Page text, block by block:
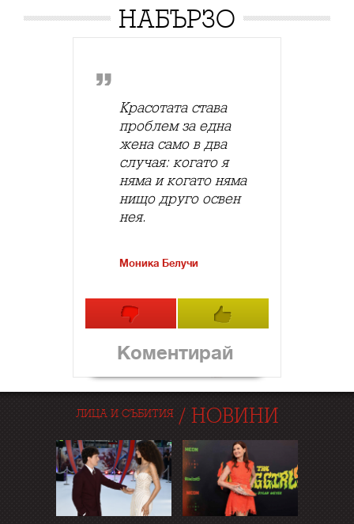
НАБЪРЗО
Красотата става
проблем за една
жена само в два
случая: когато я
няма и когато няма
нищо друго освен
нея.
Моника Белучи
Коментирай
ЛИЦА И СЪБИТИЯ/ НОВИНИ